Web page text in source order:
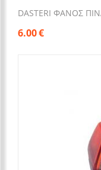
DASTERI ΦΑΝΟΣ
6.00€